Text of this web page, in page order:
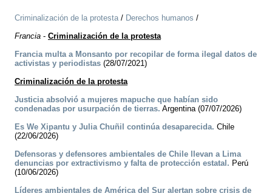
Criminalización de la protesta/ Derechos humanos /
Francia - Criminalización de la protesta
Francia multa a Monsanto por recopilar de forma ilegal datos de
activistas y periodistas (28/07/2021)
Criminalización de la protesta
Justicia absolvió a mujeres mapuche que habían sido
condenadas por usurpación de tierras. Argentina (07/07/2026)
Es We Xipantu y Julia Chuñil continúa desaparecida. Chile
(22/06/2026)
Defensoras y defensores ambientales de Chile llevan a Lima
denuncias por extractivismo y falta de protección estatal. Perú
(10/06/2026)
Líderes ambientales de América del Sur alertan sobre crisis de